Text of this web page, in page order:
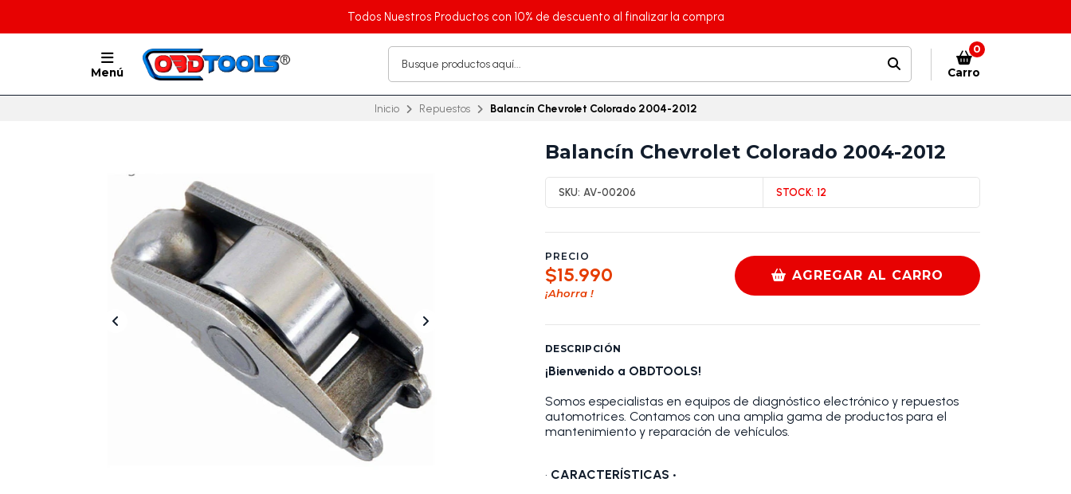
Todos Nuestros Productos con 10% de descuento al finalizar la compra
Menú
0
Carro
Inicio Repuestos Balancín Chevrolet Colorado 2004-2012
Balancín Chevrolet Colorado 2004-2012
SKU: AV-00206 STOCK: 12
PRECIO
$15.990
¡Ahorra !
AGREGAR AL CARRO
DESCRIPCIÓN
¡Bienvenido a OBDTOOLS!
Somos especialistas en equipos de diagnóstico electrónico y repuestos
automotrices. Contamos con una amplia gama de productos para el
mantenimiento y reparación de vehículos.
• CARACTERÍSTICAS •